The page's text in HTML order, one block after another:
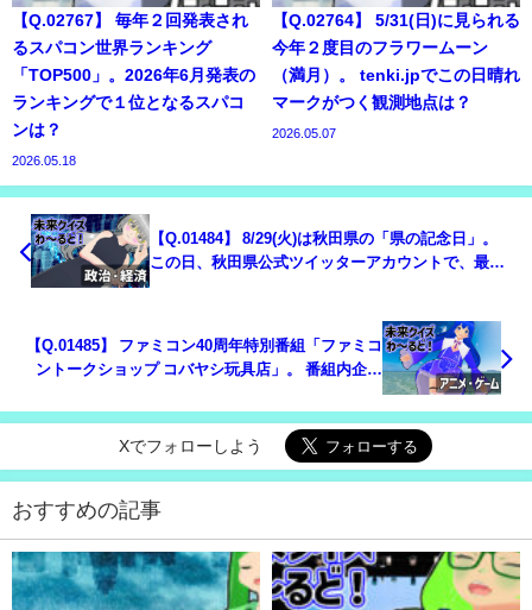
【Q.02767】 毎年２回発表され
るスパコン世界ランキング
「TOP500」。2026年6月発表の
ランキングで１位となるスパコ
ンは？
2026.05.18
【Q.02764】 5/31(日)に見られる
今年２度目のフラワームーン
（満月）。 tenki.jpでこの日晴れ
マークがつく観測地点は？
2026.05.07
【Q.01484】 8/29(火)は秋田県の「県の記念日」。
この日、秋田県公式ツイッターアカウントで、最初
【Q.01485】 ファミコン40周年特別番組「ファミコ
ントークショップ コバヤシ玩具店」。 番組内企画
Xでフォローしよう
おすすめの記事